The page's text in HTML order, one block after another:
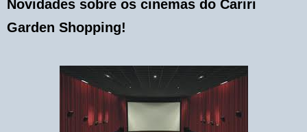
Novidades sobre os cinemas do Cariri
Garden Shopping!